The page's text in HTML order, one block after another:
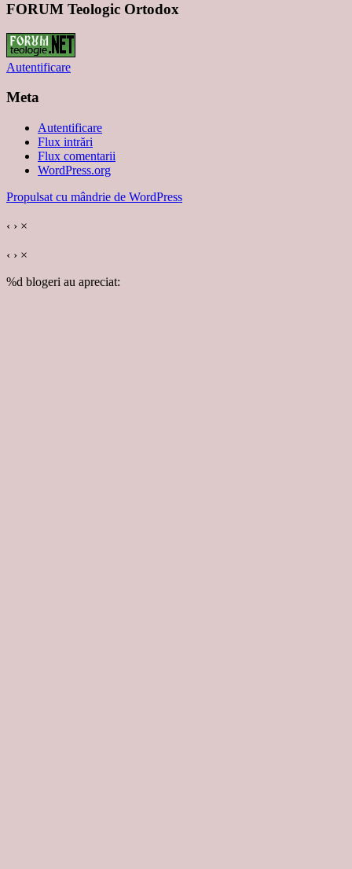
FORUM Teologic Ortodox
Autentificare
Meta
Autentificare
Flux intrări
Flux comentarii
WordPress.org
Propulsat cu mândrie de WordPress
‹ › ×
‹ › ×
%d blogeri au apreciat: